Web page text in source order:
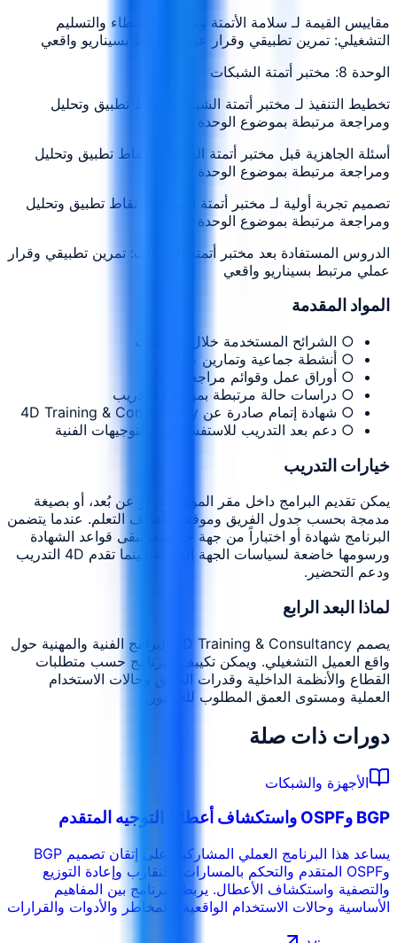
مقاييس القيمة لـ سلامة الأتمتة ومعالجة الأخطاء والتسليم
التشغيلي: تمرين تطبيقي وقرار عملي مرتبط بسيناريو واقعي
الوحدة 8: مختبر أتمتة الشبكات
تخطيط التنفيذ لـ مختبر أتمتة الشبكات: نقاط تطبيق وتحليل
ومراجعة مرتبطة بموضوع الوحدة
أسئلة الجاهزية قبل مختبر أتمتة الشبكات: نقاط تطبيق وتحليل
ومراجعة مرتبطة بموضوع الوحدة
تصميم تجربة أولية لـ مختبر أتمتة الشبكات: نقاط تطبيق وتحليل
ومراجعة مرتبطة بموضوع الوحدة
الدروس المستفادة بعد مختبر أتمتة الشبكات: تمرين تطبيقي وقرار
عملي مرتبط بسيناريو واقعي
المواد المقدمة
○ الشرائح المستخدمة خلال الجلسات
○ أنشطة جماعية وتمارين عملية
○ أوراق عمل وقوائم مراجعة ونماذج
○ دراسات حالة مرتبطة بموضوع التدريب
○ شهادة إتمام صادرة عن 4D Training & Consultancy
○ دعم بعد التدريب للاستفسارات والتوجيهات الفنية
خيارات التدريب
يمكن تقديم البرامج داخل مقر المؤسسة، أو عن بُعد، أو بصيغة
مدمجة بحسب جدول الفريق وموقعه وأهداف التعلم. عندما يتضمن
البرنامج شهادة أو اختباراً من جهة خارجية، تبقى قواعد الشهادة
ورسومها خاضعة لسياسات الجهة المانحة، بينما تقدم 4D التدريب
ودعم التحضير.
لماذا البعد الرابع
يصمم 4D Training & Consultancy البرامج الفنية والمهنية حول
واقع العميل التشغيلي. ويمكن تكييف البرنامج حسب متطلبات
القطاع والأنظمة الداخلية وقدرات الفريق وحالات الاستخدام
العملية ومستوى العمق المطلوب للجمهور.
دورات ذات صلة
الأجهزة والشبكات
BGP وOSPF واستكشاف أعطال التوجيه المتقدم
يساعد هذا البرنامج العملي المشاركين على إتقان تصميم BGP
وOSPF المتقدم والتحكم بالمسارات والتقارب وإعادة التوزيع
والتصفية واستكشاف الأعطال. يربط البرنامج بين المفاهيم
الأساسية وحالات الاستخدام الواقعية والمخاطر والأدوات والقرارات